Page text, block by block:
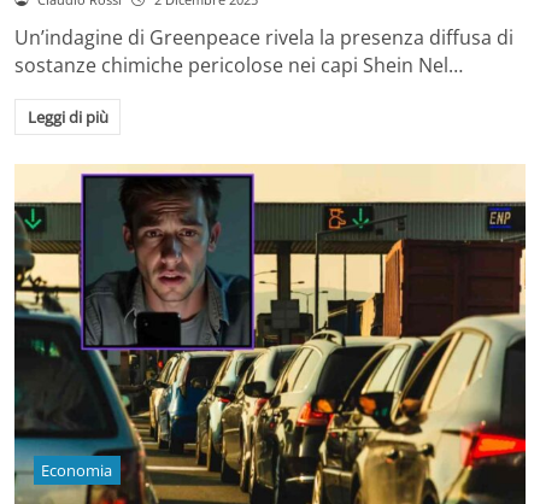
Un’indagine di Greenpeace rivela la presenza diffusa di
sostanze chimiche pericolose nei capi Shein Nel…
Leggi di più
Economia